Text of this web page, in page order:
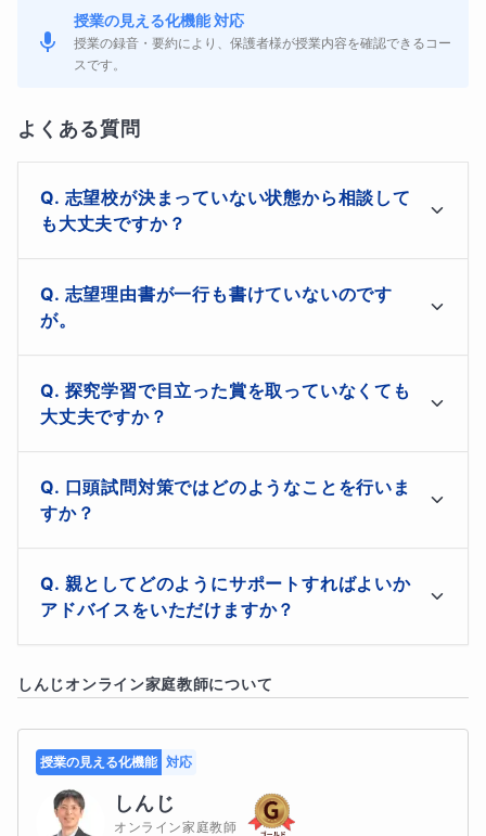
⭐ 今、高校現場で「探究学習」が重視されています
現在、多くの高校で「探究学習」や「課題研究」が積極的
量」だけでなく、「自ら課題を見つけ、解決する力」を評
価する形に変わり始めていることに関係しています。
私はスーパーサイエンスハイスクール（SSH）での研究指
導や、県教育委員会で探究学習の推進を専門としてきまし
た。お子様方が取り組んでいる学校での活動を単なる課題
で終わらせず、合格を勝ち取るための「最強の武器」へと
昇華させます。探究のプロとして、テーマの深掘りから書
類への落とし込みまで徹底的にサポートします。
⭐「受験校選び」は合格への最重要ステップ
員生活でのべ3,000人以上の進路に関わってきました。
各大学の入試傾向を踏まえた戦略的な校選び
授業の見える化機能 対応
授業の録音・要約により、保護者様が授業内容を確認できるコー
スです。
よくある質問
志望校が決まっていない状態から相談して
も大丈夫ですか？
もちろんです。むしろ早い段階でのご相談をおすすめし
ます。対話を通じてあなたの興味や適性を引き出し、こ
れまでの活動実績が最も評価される大学や入試方式を一
緒に探しましょう。教育委員会の知見を活かし、最新の
入試動向を踏まえた戦略を提案します。
志望理由書が一行も書けていないのです
が。
心配いりません。まずはワーク形式で「自分史」を振り
返るところから始めます。あなたが無意識にやっている
活動の中に、実は大学が求めている宝物が隠れていま
す。対話を通してそれを見つけ出し、論理的で熱意の伝
わる文章に仕上げていくので安心してください。
探究学習で目立った賞を取っていなくても
大丈夫ですか？
賞の有無よりも「何を学び、どう成長したか」というプ
ロセスが重要です。科学コンクールの審査員経験を活か
し、あなたの取り組みのどこに価値があるのかを明確に
します。平凡に見える研究でも、切り口次第で大学に響
く強力な武器にブラッシュアップ可能です。
口頭試問対策ではどのようなことを行いま
すか？
志望学部の傾向に合わせ、基礎概念の理解を問う質疑応
答を繰り返します。特に物理・理科分野では「公式の暗
記」ではなく「現象の理解」が問われます。元教員とし
て、面接官が思わず頷くような、本質を突いた答え方が
できるよう徹底的にトレーニングします。
親としてどのようにサポートすればよいか
アドバイスをいただけますか？
です。4児の父としての経験と、数多くの教え子を見て
メンタル面の支え方などをお伝えします。保護者面談も
実施しておりますので、何でもご相談ください。
しんじオンライン家庭教師について
授業の見える化機能 対応
しんじ
オンライン家庭教師